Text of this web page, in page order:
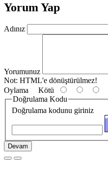
Yorum Yap
Adınız
Yorumunuz
Not: HTML'e dönüştürülmez!
Oylama Kötü
Doğrulama Kodu
Doğrulama kodunu giriniz
Devam